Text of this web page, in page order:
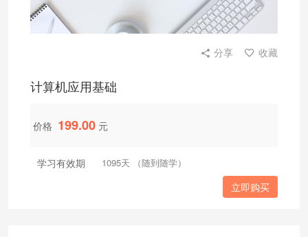
分享 收藏
计算机应用基础
价格 199.00 元
学习有效期 1095天 （随到随学）
立即购买